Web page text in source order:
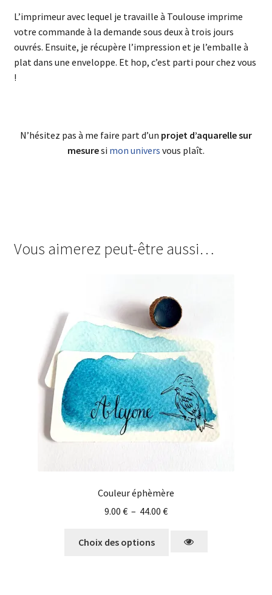
L’imprimeur avec lequel je travaille à Toulouse imprime
votre commande à la demande sous deux à trois jours
ouvrés. Ensuite, je récupère l’impression et je l’emballe à
plat dans une enveloppe. Et hop, c’est parti pour chez vous
!
N’hésitez pas à me faire part d’un projet d’aquarelle sur
mesuresi mon univers vous plaît.
Vous aimerez peut-être aussi…
Couleur éphèmère
9.00 € – 44.00 €
Choix des options